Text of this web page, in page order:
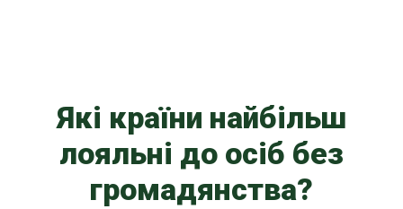
Які країни найбільш
лояльні до осіб без
громадянства?